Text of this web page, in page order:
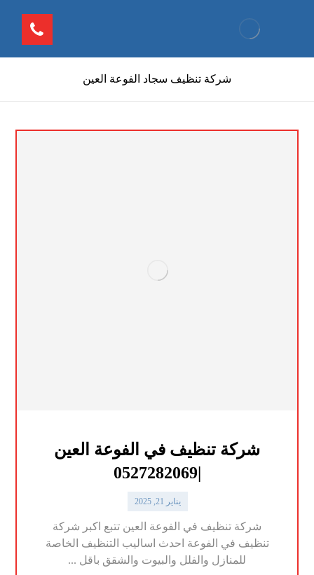
شركة تنظيف سجاد الفوعة العين
شركة تنظيف في الفوعة العين
|0527282069
يناير 21, 2025
شركة تنظيف في الفوعة العين تتبع اكبر شركة
تنظيف في الفوعة احدث اساليب التنظيف الخاصة
للمنازل والفلل والبيوت والشقق باقل ...